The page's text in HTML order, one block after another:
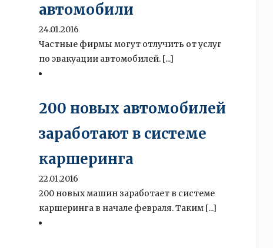
автомобили
24.01.2016
Частные фирмы могут отлучить от услуг
по эвакуации автомобилей. [...]
200 новых автомобилей
заработают в системе
каршеринга
22.01.2016
200 новых машин заработает в системе
каршеринга в начале февраля. Таким [...]